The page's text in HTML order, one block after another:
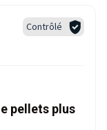
Contrôlé
pellets plus